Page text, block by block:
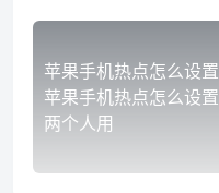
苹果手机热点怎么设置
苹果手机热点怎么设置
两个人用